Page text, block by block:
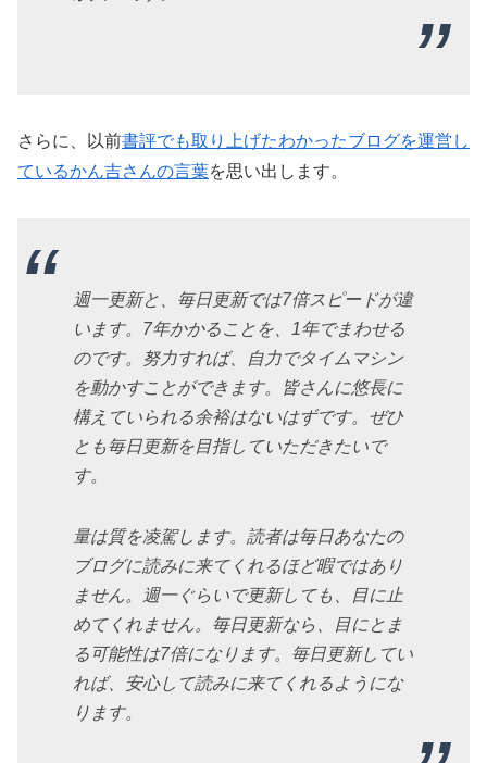
さらに、以前書評でも取り上げたわかったブログを運営し
ているかん吉さんの言葉を思い出します。
週一更新と、毎日更新では7倍スピードが違
います。7年かかることを、1年でまわせる
のです。努力すれば、自力でタイムマシン
を動かすことができます。皆さんに悠長に
構えていられる余裕はないはずです。ぜひ
とも毎日更新を目指していただきたいで
す。
量は質を凌駕します。読者は毎日あなたの
ブログに読みに来てくれるほど暇ではあり
ません。週一ぐらいで更新しても、目に止
めてくれません。毎日更新なら、目にとま
る可能性は7倍になります。毎日更新してい
れば、安心して読みに来てくれるようにな
ります。